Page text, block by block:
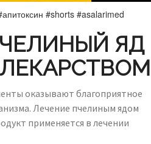
#shorts #asalarimed
ЯД
оказывают благоприятное
Лечение пчелиным ядом
применяется в лечении